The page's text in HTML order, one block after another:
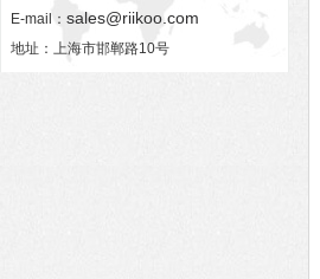
E-mail： sales@riikoo.com
地址：上海市邯郸路10号